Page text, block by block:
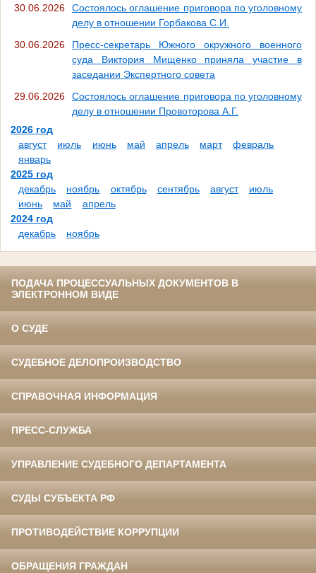
30.06.2026
Состоялось оглашение приговора по уголовному
делу в отношении Горбакова С.И.
30.06.2026
Пресс-секретарь Южного окружного военного
суда Виктория Мищенко приняла участие в
заседании Экспертного совета
29.06.2026
Состоялось оглашение приговора по уголовному
делу в отношении Провоторова А.Г.
2026 год
август
июль июнь май апрель март
февраль
январь
2025 год
декабрь
ноябрь октябрь сентябрь август
июль
июнь
май
апрель
2024 год
декабрь
ноябрь
ПОДАЧА ПРОЦЕССУАЛЬНЫХ ДОКУМЕНТОВ В
ЭЛЕКТРОННОМ ВИДЕ
О СУДЕ
СУДЕБНОЕ ДЕЛОПРОИЗВОДСТВО
СПРАВОЧНАЯ ИНФОРМАЦИЯ
ПРЕСС-СЛУЖБА
УПРАВЛЕНИЕ СУДЕБНОГО ДЕПАРТАМЕНТА
СУДЫ СУБЪЕКТА РФ
ПРОТИВОДЕЙСТВИЕ КОРРУПЦИИ
ОБРАЩЕНИЯ ГРАЖДАН